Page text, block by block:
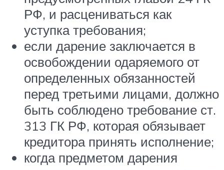
РФ, и расцениваться как
уступка требования;
если дарение заключается в
освобождении одаряемого от
определенных обязанностей
перед третьими лицами, должно
быть соблюдено требование ст.
313 ГК РФ, которая обязывает
кредитора принять исполнение;
когда предметом дарения